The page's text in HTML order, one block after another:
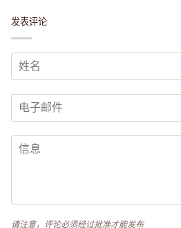
发表评论
请注意，评论必须经过批准才能发布